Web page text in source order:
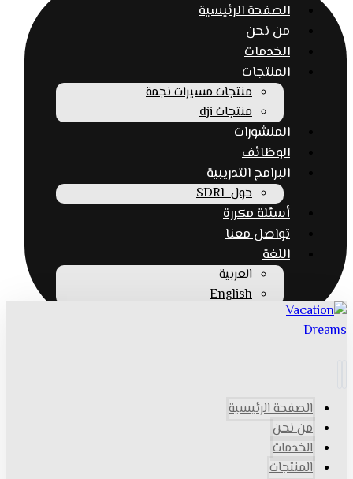
الصفحة الرئيسية
من نحن
الخدمات
المنتجات
منتجات مسيرات نجمة
منتجات dji
المنشورات
الوظائف
البرامج التدريبية
حول SDRL
أسئلة مكررة
تواصل معنا
اللغة
العربية
English
الصفحة الرئيسية
من نحن
الخدمات
المنتجات